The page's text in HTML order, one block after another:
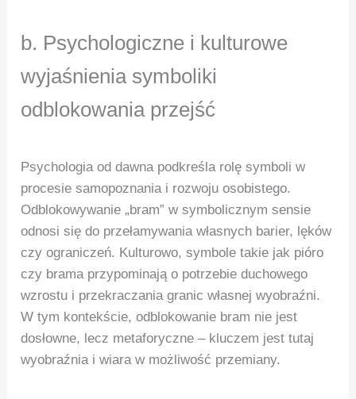
b. Psychologiczne i kulturowe
wyjaśnienia symboliki
odblokowania przejść
Psychologia od dawna podkreśla rolę symboli w
procesie samopoznania i rozwoju osobistego.
Odblokowywanie „bram” w symbolicznym sensie
odnosi się do przełamywania własnych barier, lęków
czy ograniczeń. Kulturowo, symbole takie jak pióro
czy brama przypominają o potrzebie duchowego
wzrostu i przekraczania granic własnej wyobraźni.
W tym kontekście, odblokowanie bram nie jest
dosłowne, lecz metaforyczne – kluczem jest tutaj
wyobraźnia i wiara w możliwość przemiany.